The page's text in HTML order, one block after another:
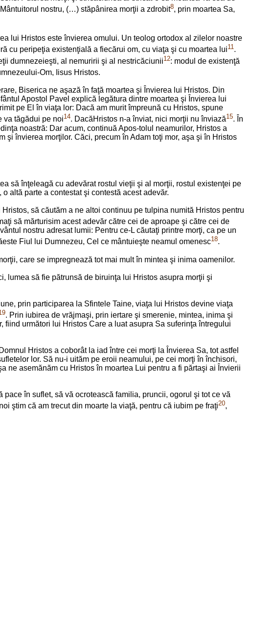
nostru, (…) stăpânirea morţii a zdrobit8, prin moartea Sa,
lui Hristos este învierea omului. Un teolog ortodox al zilelor noastre
cu peripeţia existenţială a fiecărui om, cu viaţa şi cu moartea lui11.
dumnezeieşti, al nemuririi şi al nestricăciunii12: modul de existenţă
Om, Iisus Hristos.
Biserica ne aşază în faţă moartea şi Învierea lui Hristos. Din
Apostol Pavel explică legătura dintre moartea şi Învierea lui
pe El în viaţa lor: Dacă am murit împreună cu Hristos, spune
va tăgădui pe noi14. DacăHristos n-a înviat, nici morţii nu înviază15. În
noastră: Dar acum, continuă Apos-tolul neamurilor, Hristos a
învierea morţilor. Căci, precum în Adam toţi mor, aşa şi în Hristos
să înţeleagă cu adevărat rostul vieţii şi al morţii, rostul existenţei pe
altă parte a contestat şi contestă acest adevăr.
să căutăm a ne altoi continuu pe tulpina numită Hristos pentru
să mărturisim acest adevăr către cei de aproape şi către cei de
nostru adresat lumii: Pentru ce-L căutaţi printre morţi, ca pe un
Fiul lui Dumnezeu, Cel ce mântuieşte neamul omenesc18.
care se impregnează tot mai mult în mintea şi inima oamenilor.
lumea să fie pătrunsă de biruinţa lui Hristos asupra morţii şi
prin participarea la Sfintele Taine, viaţa lui Hristos devine viaţa
. Prin iubirea de vrăjmaşi, prin iertare şi smerenie, mintea, inima şi
următori lui Hristos Care a luat asupra Sa suferinţa întregului
Hristos a coborât la iad între cei morţi la Învierea Sa, tot astfel
lor. Să nu-i uităm pe eroii neamului, pe cei morţi în închisori,
ne asemănăm cu Hristos în moartea Lui pentru a fi părtaşi ai Învierii
în suflet, să vă ocrotească familia, pruncii, ogorul şi tot ce vă
ştim că am trecut din moarte la viaţă, pentru că iubim pe fraţi20,